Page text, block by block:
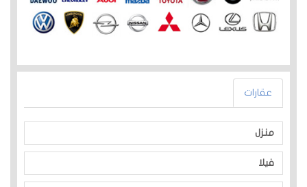
عقارات
منزل
فيلا